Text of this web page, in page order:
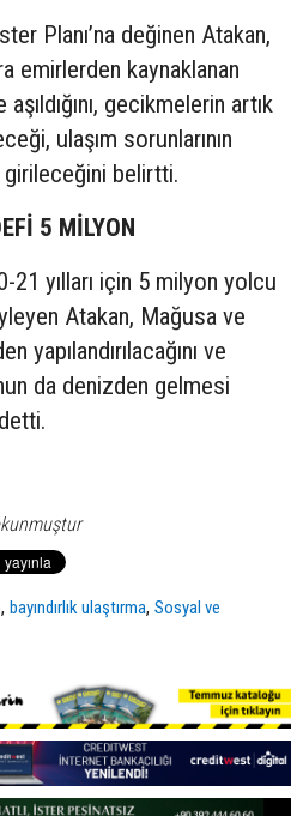
Planı’na değinen Atakan,
emirlerden kaynaklanan
gecikmelerin artık
ulaşım sorunlarının
belirtti.
5 MİLYON
21 yılları için 5 milyon yolcu
Atakan, Mağusa ve
yapılandırılacağını ve
da denizden gelmesi
,bayındırlık ulaştırma,Sosyal ve